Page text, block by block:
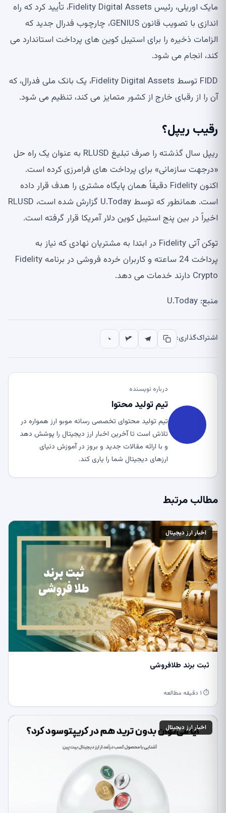
مایک اوریلی، رئیس Fidelity Digital Assets، تأیید کرد که راه
اندازی با تصویب قانون GENIUS، چارچوب فدرال جدید که
الزامات ذخیره را برای استیبل کوین های پرداخت استاندارد می
کند، انجام می شود.
FIDD توسط Fidelity Digital Assets، یک بانک ملی فدرال، که
آن را از رقبای خارج از کشور متمایز می کند، تنظیم می شود.
رقیب ریپل؟
ریپل سال گذشته را صرف تبلیغ RLUSD به عنوان یک راه حل
«درجهت سازمانی» برای پرداخت های فرامرزی کرده است.
اکنون Fidelity دقیقاً همان پایگاه مشتری را هدف قرار داده
است. همانطور که توسط U.Today گزارش شده است، RLUSD
اخیراً در بین پنج استیبل کوین دلار آمریکا قرار گرفته است.
توکن آتی Fidelity در ابتدا به مشتریان نهادی که نیاز به
پرداخت 24 ساعته و کاربران خرده فروشی در برنامه Fidelity
Crypto دارند خدمات می دهد.
منبع: U.Today
اشتراک‌گذاری:
درباره نویسنده
تیم تولید محتوا
تیم تولید محتوای تخصصی رسانه موبو ارز همواره در
تلاش است تا آخرین اخبار ارز دیجیتال را پوشش دهد
و با ارائه مقالات جدید و بروز در آموزش دنیای
ارزهای دیجیتال شما را یاری کند.
مطالب مرتبط
اخبار ارز دیجیتال
ثبت برند طلافروشی
⏱ ۱ دقیقه مطالعه
اخبار ارز دیجیتال